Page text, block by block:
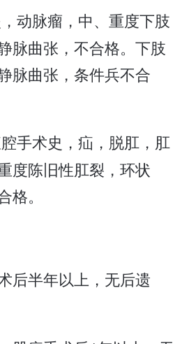
动脉瘤，中、重度下肢
脉曲张，不合格。下肢
脉曲张，条件兵不合
手术史，疝，脱肛，肛
度陈旧性肛裂，环状
。
后半年以上，无后遗